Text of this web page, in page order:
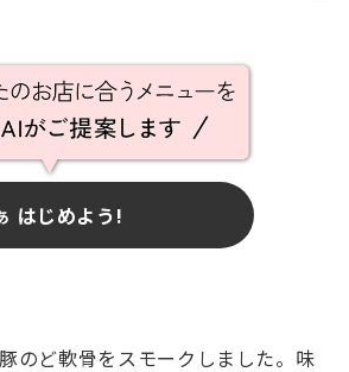
はじめよう!
のど軟骨をスモークしました。味